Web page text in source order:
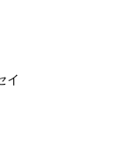
イ